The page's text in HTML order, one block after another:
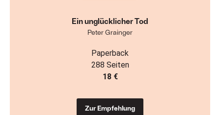
Ein unglücklicher Tod
Peter Grainger
Paperback
288 Seiten
18 €
Zur Empfehlung